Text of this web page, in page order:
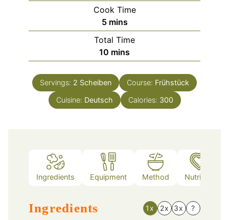
Cook Time
5minutes
mins
Total Time
10 minutes
mins
Servings: 2 Scheiben Course: Frühstück
Cuisine: Deutsch Calories: 300
Ingredients Equipment Method Nutrition
Ingredients 1x 2x 3x ?